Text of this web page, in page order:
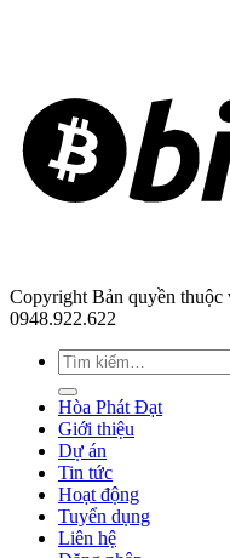
Copyright Bản quyền
0948.922.622
Hòa Phát Đạt
Giới thiệu
Dự án
Tin tức
Hoạt động
Tuyển dụng
Liên hệ